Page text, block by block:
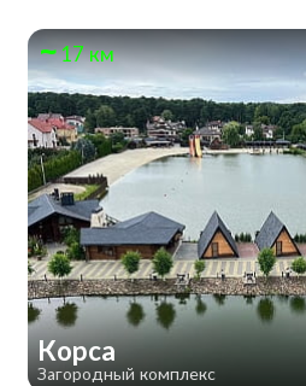
17 км
Корса
Загородный комплекс